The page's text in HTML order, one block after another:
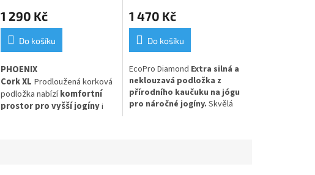
1 290 Kč
Do košíku
PHOENIX
Cork XL Prodloužená korková
podložka nabízíkomfortní
prostor pro vyšší jogínyi
1 470 Kč
Do košíku
EcoPro Diamond Extra silná a
neklouzavá podložka z
přírodního kaučuku na jógu
pro náročné jogíny. Skvělá